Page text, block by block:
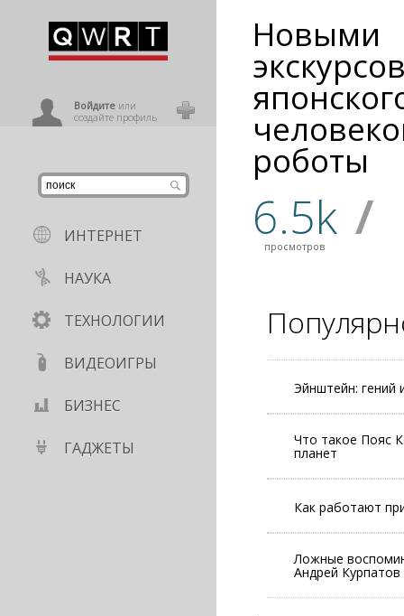
Войдитеили
создайте профиль
ИНТЕРНЕТ
НАУКА
ТЕХНОЛОГИИ
ВИДЕОИГРЫ
БИЗНЕС
ГАДЖЕТЫ
Новыми
роботы
6.5k
просмотров /
Эйнштейн: гений
Что такое Пояс
планет
Как работают
Ложные
Андрей Курпатов